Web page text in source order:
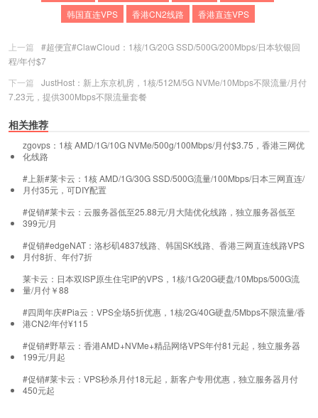
韩国直连VPS
香港CN2线路 香港直连VPS
上一篇
#超便宜#ClawCloud：1核/1G/20G SSD/500G/200Mbps/日本软银回
程/年付$7
下一篇
JustHost：新上东京机房，1核/512M/5G NVMe/10Mbps不限流量/月付
7.23元，提供300Mbps不限流量套餐
相关推荐
zgovps：1核 AMD/1G/10G NVMe/500g/100Mbps/月付$3.75，香港三网优
化线路
#上新#莱卡云：1核 AMD/1G/30G SSD/500G流量/100Mbps/日本三网直连/
月付35元，可DIY配置
#促销#莱卡云：云服务器低至25.88元/月大陆优化线路，独立服务器低至
399元/月
#促销#edgeNAT：洛杉矶4837线路、韩国SK线路、香港三网直连线路VPS
月付8折、年付7折
莱卡云：日本双ISP原生住宅IP的VPS，1核/1G/20G硬盘/10Mbps/500G流
量/月付￥88
#四周年庆#Pia云：VPS全场5折优惠，1核/2G/40G硬盘/5Mbps不限流量/香
港CN2/年付¥115
#促销#野草云：香港AMD+NVMe+精品网络VPS年付81元起，独立服务器
199元/月起
#促销#莱卡云：VPS秒杀月付18元起，新客户专用优惠，独立服务器月付
450元起